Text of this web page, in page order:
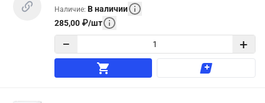
Наличие: В наличии
285,00 ₽/шт
− +